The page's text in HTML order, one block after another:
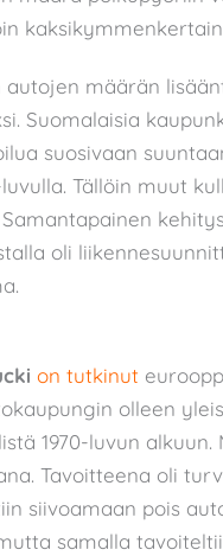
autojen määrän
Suomalaisia
suosivaan
Tällöin muut
oli
on tutkinut
olleen
1970-luvun alkuun.
Tavoitteena oli
siivoamaan pois
samalla